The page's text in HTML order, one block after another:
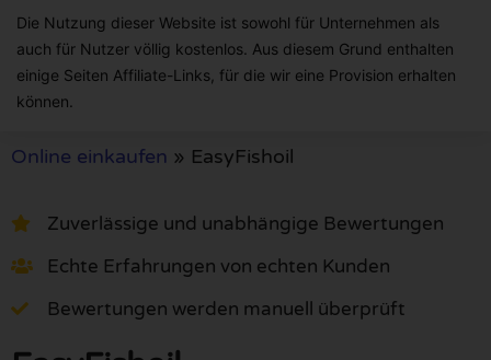
Die Nutzung dieser Website ist sowohl für Unternehmen als
auch für Nutzer völlig kostenlos. Aus diesem Grund enthalten
einige Seiten Affiliate-Links, für die wir eine Provision erhalten
können.
Online einkaufen » EasyFishoil
Zuverlässige und unabhängige Bewertungen
Echte Erfahrungen von echten Kunden
Bewertungen werden manuell überprüft